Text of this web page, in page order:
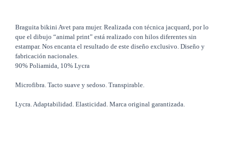
Braguita bikini Avet para mujer. Realizada con técnica jacquard, por lo
que el dibujo “animal print” está realizado con hilos diferentes sin
estampar. Nos encanta el resultado de este diseño exclusivo. Diseño y
fabricación nacionales.
90% Poliamida, 10% Lycra
Microfibra. Tacto suave y sedoso. Transpirable.
Lycra. Adaptabilidad. Elasticidad. Marca original garantizada.